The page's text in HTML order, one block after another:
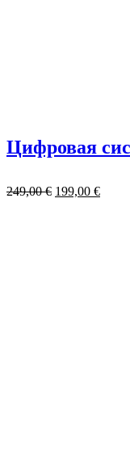
Цифровая
249,00€ 199,00 €